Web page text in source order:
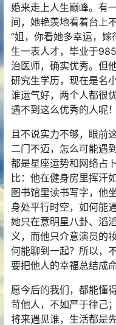
婚来走上人生巅峰。有
间，她艳羡地看着台上
“姐，你看她多幸运，嫁
生一表人才，毕业于
治医师，确实优秀。但
研究生学历，现在是名
谁运气好，两个人都很
遇不到这么优秀的人呢
且不说实力不够，眼前
二门不迈，怎么可能遇
都是星座运势和网络占
比：他在健身房里挥汗
图书馆里读书写字，他
身处平行时空，如何能
她只在意明星八卦、滔
义，而他只介意演员的
何能聊到一起？所以，
要把他人的幸福总结成命
愿今后的我们，都能懂
苛他人，不如严于律己
将来遇见谁，生活都是